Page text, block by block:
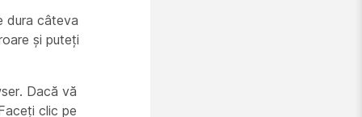
dura câteva
și puteți
Dacă vă
clic pe